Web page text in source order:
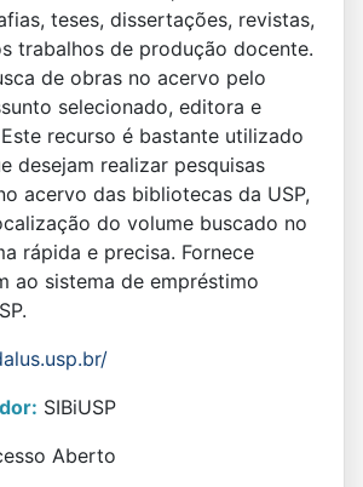
teses, dissertações, revistas,
trabalhos de produção docente.
de obras no acervo pelo
selecionado, editora e
recurso é bastante utilizado
desejam realizar pesquisas
acervo das bibliotecas da USP,
do volume buscado no
rápida e precisa. Fornece
ao sistema de empréstimo
SIBiUSP
Aberto